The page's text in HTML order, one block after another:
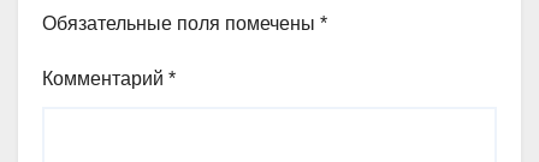
Обязательные поля помечены *
Комментарий *